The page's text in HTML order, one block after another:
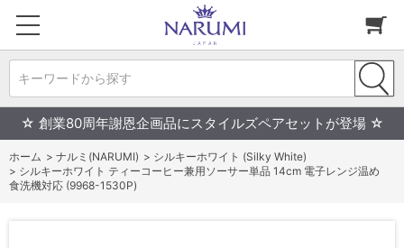
キーワードから探す
☆ 創業80周年謝恩企画品にスタイルズペアセットが登場 ☆
ホーム > ナルミ(NARUMI) > シルキーホワイト (Silky White)
> シルキーホワイト ティーコーヒー兼用ソーサー単品 14cm 電子レンジ温め
食洗機対応 (9968-1530P)